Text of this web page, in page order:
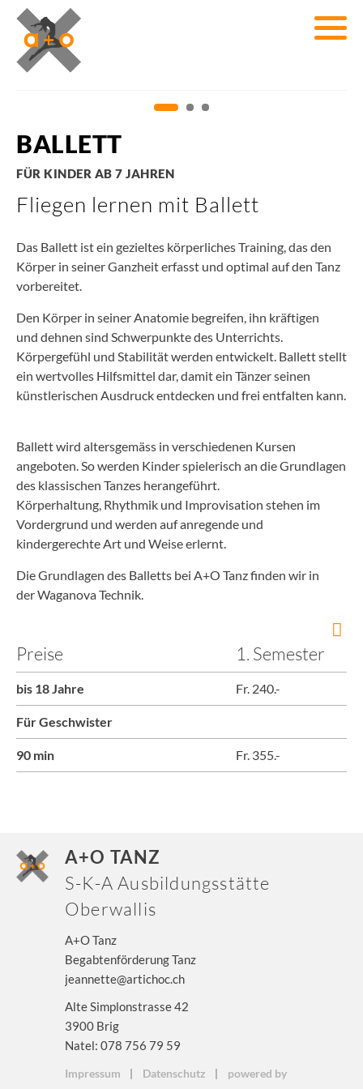
BALLETT
FÜR KINDER AB 7 JAHREN
Fliegen lernen mit Ballett
Das Ballett ist ein gezieltes körperliches Training, das den
Körper in seiner Ganzheit erfasst und optimal auf den Tanz
vorbereitet.
Den Körper in seiner Anatomie begreifen, ihn kräftigen
und dehnen sind Schwerpunkte des Unterrichts.
Körpergefühl und Stabilität werden entwickelt. Ballett stellt
ein wertvolles Hilfsmittel dar, damit ein Tänzer seinen
künstlerischen Ausdruck entdecken und frei entfalten kann.
Ballett wird altersgemäss in verschiedenen Kursen
angeboten. So werden Kinder spielerisch an die Grundlagen
des klassischen Tanzes herangeführt.
Körperhaltung, Rhythmik und Improvisation stehen im
Vordergrund und werden auf anregende und
kindergerechte Art und Weise erlernt.
Die Grundlagen des Balletts bei A+O Tanz finden wir in
der Waganova Technik.
Preise 1. Semester
bis 18 Jahre Fr. 240.-
Für Geschwister
90 min Fr. 355.-
A+O TANZ
S-K-A Ausbildungsstätte
Oberwallis
A+O Tanz
Begabtenförderung Tanz
jeannette@artichoc.ch
Alte Simplonstrasse 42
3900 Brig
Natel: 078 756 79 59
Impressum Datenschutz
powered by